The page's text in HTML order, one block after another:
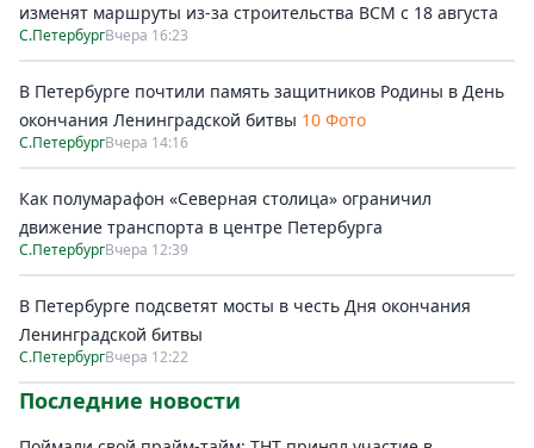
изменят маршруты из-за строительства ВСМ с 18 августа
С.ПетербургВчера 16:23
В Петербурге почтили память защитников Родины в День
окончания Ленинградской битвы 10 Фото
С.ПетербургВчера 14:16
Как полумарафон «Северная столица» ограничил
движение транспорта в центре Петербурга
С.ПетербургВчера 12:39
В Петербурге подсветят мосты в честь Дня окончания
Ленинградской битвы
С.ПетербургВчера 12:22
Последние новости